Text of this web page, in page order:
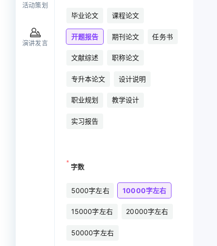
活动策划
演讲发言
毕业论文 课程论文
开题报告 期刊论文 任务书
文献综述 职称论文
专升本论文 设计说明
职业规划 教学设计
实习报告
字数
5000字左右 10000字左右
15000字左右 20000字左右
50000字左右